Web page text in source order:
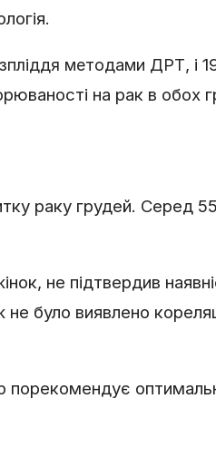
методами ДРТ, і
на рак в обох
раку грудей. Серед
не підтвердив
було виявлено
порекомендує